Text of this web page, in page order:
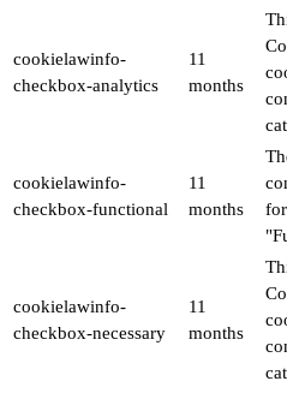
cookielawinfo-
checkbox-analytics
11
months
cookielawinfo-
checkbox-functional
11
months
cookielawinfo-
checkbox-necessary
11
months